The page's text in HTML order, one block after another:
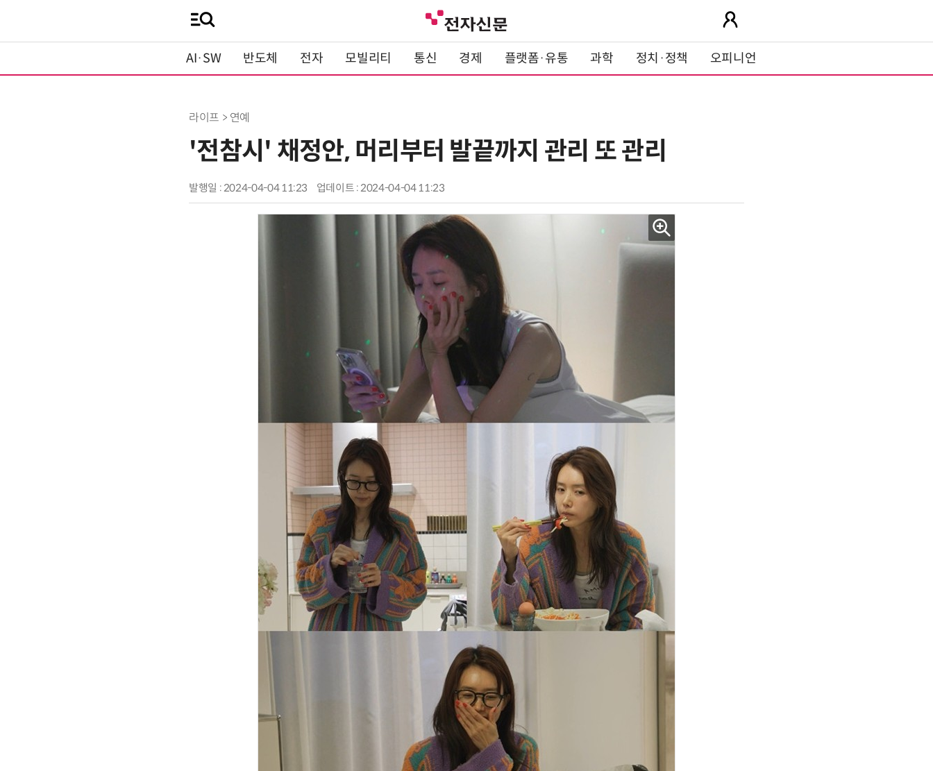
AI·SW 반도체 전자 모빌리티 통신 경제 플랫폼·유통 과학 정치·정책 오피니언
라이프 > 연예
'전참시' 채정안, 머리부터 발끝까지 관리 또 관리
발행일 : 2024-04-04 11:23 업데이트 : 2024-04-04 11:23